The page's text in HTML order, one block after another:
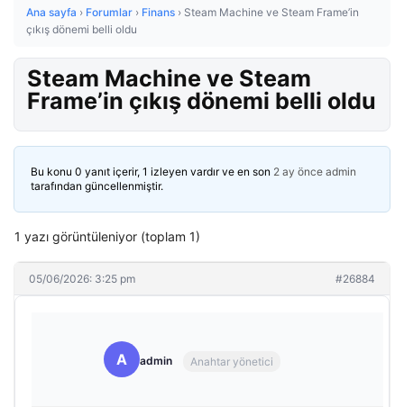
Ana sayfa › Forumlar › Finans › Steam Machine ve Steam Frame’in
çıkış dönemi belli oldu
Steam Machine ve Steam
Frame’in çıkış dönemi belli oldu
Bu konu 0 yanıt içerir, 1 izleyen vardır ve en son 2 ay önce admin
tarafından güncellenmiştir.
1 yazı görüntüleniyor (toplam 1)
05/06/2026: 3:25 pm #26884
A admin Anahtar yönetici